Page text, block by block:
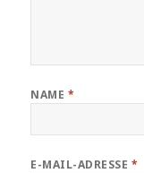
NAME *
E-MAIL-ADRESSE *